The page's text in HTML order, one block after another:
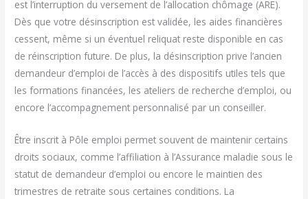
est l’interruption du versement de l’allocation chômage (ARE).
Dès que votre désinscription est validée, les aides financières
cessent, même si un éventuel reliquat reste disponible en cas
de réinscription future. De plus, la désinscription prive l’ancien
demandeur d’emploi de l’accès à des dispositifs utiles tels que
les formations financées, les ateliers de recherche d’emploi, ou
encore l’accompagnement personnalisé par un conseiller.
Être inscrit à Pôle emploi permet souvent de maintenir certains
droits sociaux, comme l’affiliation à l’Assurance maladie sous le
statut de demandeur d’emploi ou encore le maintien des
trimestres de retraite sous certaines conditions. La